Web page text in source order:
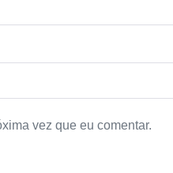
vez que eu comentar.